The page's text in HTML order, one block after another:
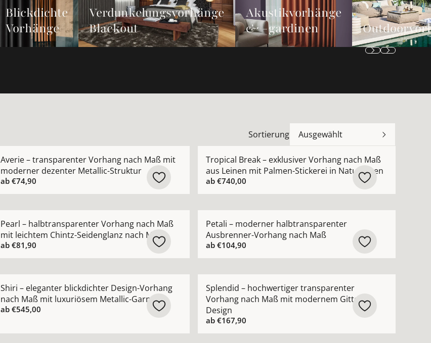
Blickdichte
Vorhänge
Verdunkelungsvorhänge
Blackout
Akustikvorhänge
& -gardinen
Sortierung Ausgewählt
Averie – transparenter Vorhang nach Maß mit
moderner dezenter Metallic-Struktur
ab €74,90
Tropical Break – exklusiver Vorhang nach Maß
aus Leinen mit Palmen-Stickerei in Naturtönen
ab€740,00
Pearl – halbtransparenter Vorhang nach Maß
mit leichtem Chintz-Seidenglanz nach Maß
ab €81,90
Petali – moderner halbtransparenter
Ausbrenner-Vorhang nach Maß
ab€104,90
Shiri – eleganter blickdichter Design-Vorhang
nach Maß mit luxuriösem Metallic-Garn
ab €545,00
Splendid – hochwertiger transparenter
Vorhang nach Maß mit modernem Gitter-
Design
ab€167,90